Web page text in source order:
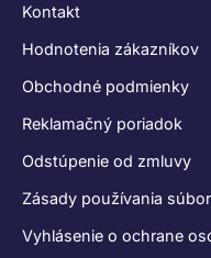
Kontakt
Hodnotenia zákazníkov
Obchodné podmienky
Reklamačný poriadok
Odstúpenie od zmluvy
Zásady používania
Vyhlásenie o ochrane